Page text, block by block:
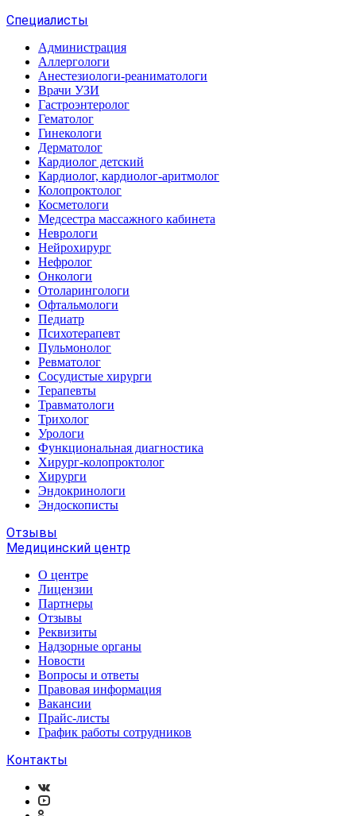
Специалисты
Администрация
Аллергологи
Анестезиологи-реаниматологи
Врачи УЗИ
Гастроэнтеролог
Гематолог
Гинекологи
Дерматолог
Кардиолог детский
Кардиолог, кардиолог-аритмолог
Колопроктолог
Косметологи
Медсестра массажного кабинета
Неврологи
Нейрохирург
Нефролог
Онкологи
Отоларингологи
Офтальмологи
Педиатр
Психотерапевт
Пульмонолог
Ревматолог
Сосудистые хирурги
Терапевты
Травматологи
Трихолог
Урологи
Функциональная диагностика
Хирург-колопроктолог
Хирурги
Эндокринологи
Эндоскописты
Отзывы
Медицинский центр
О центре
Лицензии
Партнеры
Отзывы
Реквизиты
Надзорные органы
Новости
Вопросы и ответы
Правовая информация
Вакансии
Прайс-листы
График работы сотрудников
Контакты